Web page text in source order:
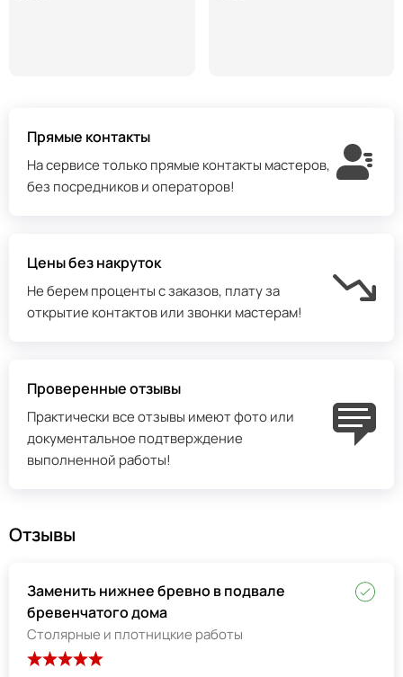
Прямые контакты
На сервисе только прямые контакты мастеров,
без посредников и операторов!
Цены без накруток
Не берем проценты с заказов, плату за
открытие контактов или звонки мастерам!
Проверенные отзывы
Практически все отзывы имеют фото или
документальное подтверждение
выполненной работы!
Отзывы
Заменить нижнее бревно в подвале
бревенчатого дома
Столярные и плотницкие работы